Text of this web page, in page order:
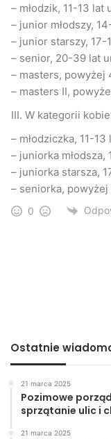
Zapisy do
startem danej
numerem telefonu
Jasło.
(PJ)/MOSiR Jasło
Jasło
– młodzik, 11-13 lat
– junior młodszy,
– junior starszy, 17-
– senior, 20-39 lat
– masters, powyżej
– masters II,
III. W kategorii
– młodziczka, 11-
– juniorka młodsza,
– juniorka starsza,
– seniorka, powyżej
0
Ostatnie
21 marca 2025
Pozimowe
sprzątanie ulic i
21 marca 2025